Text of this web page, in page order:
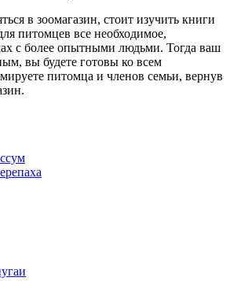
в зоомагазин, стоит изучить книги
питомцев все необходимое,
с более опытными людьми. Тогда ваш
вы будете готовы ко всем
питомца и членов семьи, вернув